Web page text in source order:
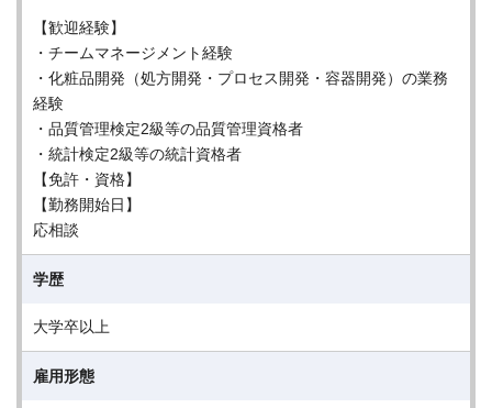
【歓迎経験】
・チームマネージメント経験
・化粧品開発（処方開発・プロセス開発・容器開発）の業務
経験
・品質管理検定2級等の品質管理資格者
・統計検定2級等の統計資格者
【免許・資格】
【勤務開始日】
応相談
学歴
大学卒以上
雇用形態